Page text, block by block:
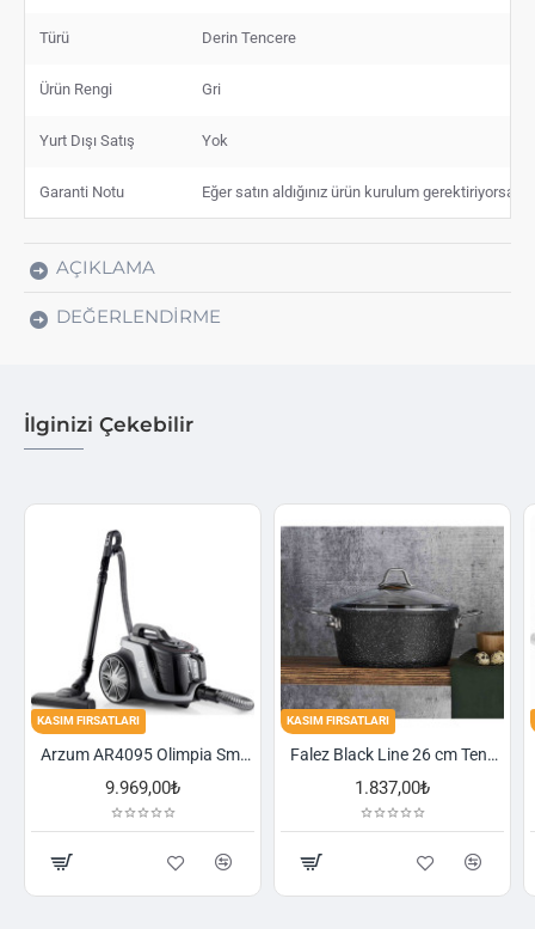
Türü Derin Tencere
Ürün Rengi Gri
Yurt Dışı Satış Yok
Garanti Notu Eğer satın aldığınız ürün kurulum gerektiriyorsa,
AÇIKLAMA
DEĞERLENDIRME
İlginizi Çekebilir
KASIM FIRSATLARI
Arzum AR4095 Olimpia Smart Cyclone Filtreli Süpürge - Füme
9.969,00₺
KASIM FIRSATLARI
Falez Black Line 26 cm Tencere
1.837,00₺